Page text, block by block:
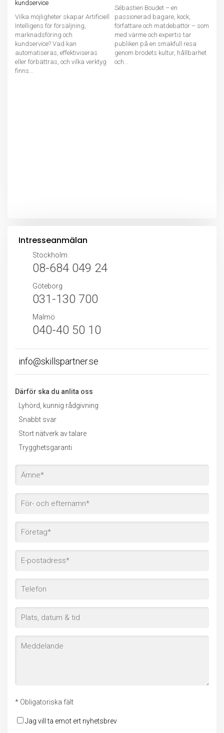
kundservice
Vilka möjligheter skapar Artificiell
Intelligens för försäljning,
marknadsföring och
kundservice? Vad kan
automatiseras, effektiviseras
eller förbättras, och vilka verktyg
finns...
Sébastien Boudet – en
passionerad bagare, kock,
författare och matdebattör – som
med värme och expertis tar
publiken på en smakfull resa
genom brödets kultur, hållbarhet
och...
Intresseanmälan
Stockholm
08-684 049 24
Göteborg
031-130 700
Malmö
040-40 50 10
info@skillspartner.se
Därför ska du anlita oss
Lyhörd, kunnig rådgivning
Snabbt svar
Stort nätverk av talare
Trygghetsgaranti
* Obligatoriska fält
Jag vill ta emot ert nyhetsbrev